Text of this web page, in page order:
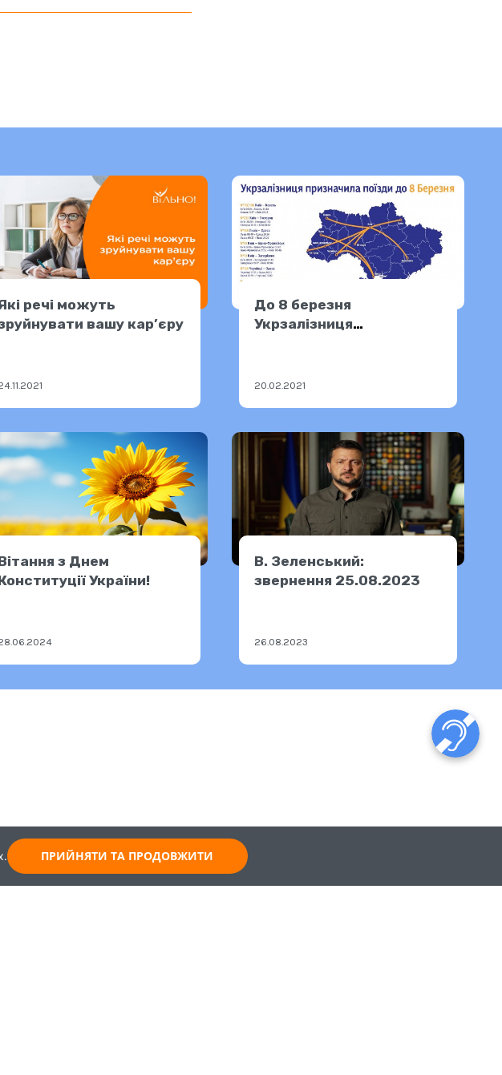
речі можуть
вашу кар’єру
До 8 березня
Укрзалізниця
20.02.2021
з Днем
України!
В. Зеленський:
звернення 25.08.2023
26.08.2023
ПРИЙНЯТИ ТА ПРОДОВЖИТИ